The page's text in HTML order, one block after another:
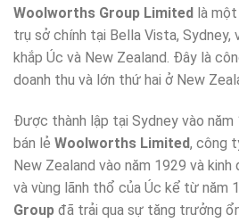
Woolworths Group Limited là
trụ sở chính tại Bella Vista, Sydney,
khắp Úc và New Zealand. Đây là
doanh thu và lớn thứ hai ở New
Được thành lập tại Sydney vào
bán lẻ Woolworths Limited, công
New Zealand vào năm 1929 và kinh
và vùng lãnh thổ của Úc kể từ năm
Group đã trải qua sự tăng trưởng